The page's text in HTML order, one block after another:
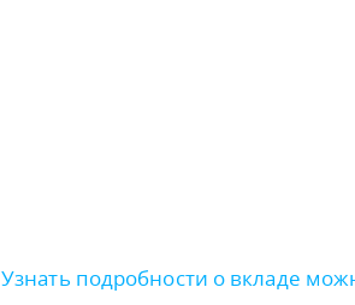
Узнать подробности о вкладе